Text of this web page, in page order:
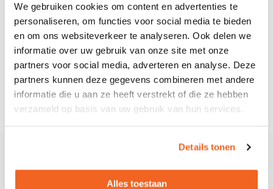
We gebruiken cookies om content en advertenties te
personaliseren, om functies voor social media te bieden
en om ons websiteverkeer te analyseren. Ook delen we
informatie over uw gebruik van onze site met onze
partners voor social media, adverteren en analyse. Deze
partners kunnen deze gegevens combineren met andere
informatie die u aan ze heeft verstrekt of die ze hebben
verzameld op basis van uw gebruik van hun services.
Details tonen
Alles toestaan
120.000 Martindale betekent dus dat het apparaat 120.000
toeren heeft gedraaid voordat de stof slijtage vertoonde.
Uiterlijke kenmerken als gaatjes, vaalheid, pilling, grip en
structuurverandering worden eveneens meegenomen in
deze beoordeling.
< terug naar stoftypes